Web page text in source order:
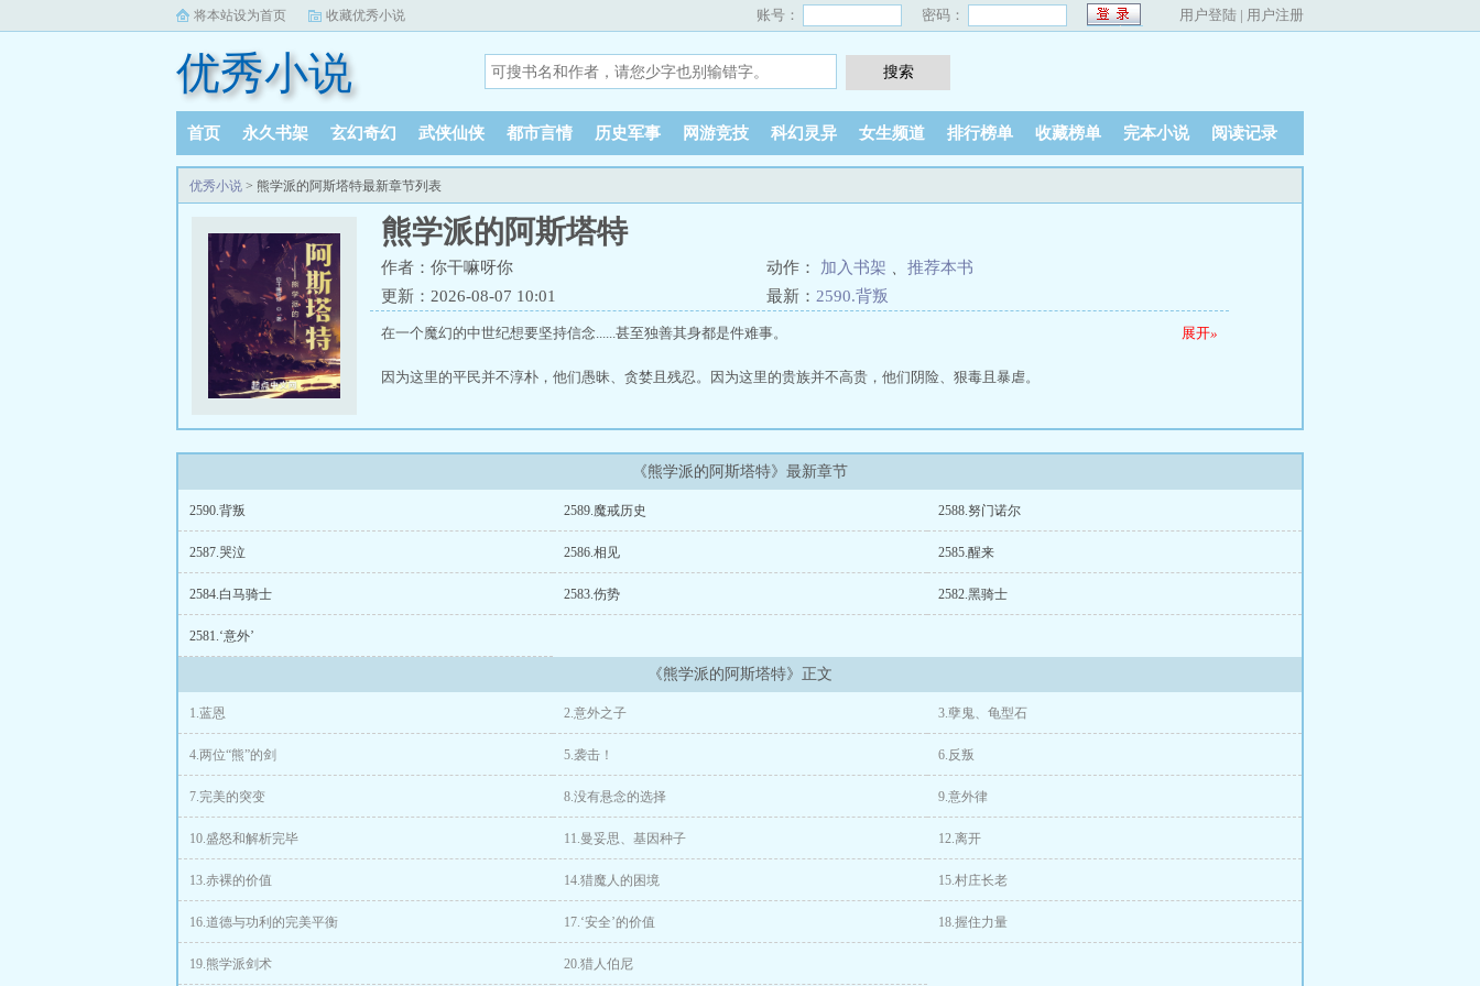
将本站设为首页 收藏优秀小说 账号： 密码： 用户登陆 | 用户注册
优秀小说
首页 永久书架 玄幻奇幻 武侠仙侠 都市言情 历史军事 网游竞技 科幻灵异 女生频道 排行榜单 收藏榜单 完本小说 阅读记录
优秀小说 > 熊学派的阿斯塔特最新章节列表
熊学派的阿斯塔特
作者：你干嘛呀你 动作： 加入书架
推荐本书
更新：2026-08-07 10:01
最新： 2590.背叛
展开»
在一个魔幻的中世纪想要坚持信念......甚至独善其身都是件难事。
因为这里的平民并不淳朴，他们愚昧、贪婪且残忍。因为这里的贵族并不高贵，他们阴险、狠毒且暴虐。
估摸着不光这个世界，就算是在那被天球交汇链接起来的其他世界，自己也能保持着健康的善恶观。
——然后把那些没救的渣滓全给扬了！【预计经历世界：只狼、刺客信条、怪猎、血缘、黑魂、仁王......】
《熊学派的阿斯塔特》最新章节
2590.背叛 2589.魔戒历史 2588.努门诺尔
2587.哭泣 2586.相见 2585.醒来
2584.白马骑士 2583.伤势 2582.黑骑士
2581.‘意外’
《熊学派的阿斯塔特》正文
1.蓝恩 2.意外之子 3.孽鬼、龟型石
4.两位“熊”的剑 5.袭击！ 6.反叛
7.完美的突变 8.没有悬念的选择 9.意外律
10.盛怒和解析完毕 11.曼妥思、基因种子 12.离开
13.赤裸的价值 14.猎魔人的困境 15.村庄长老
16.道德与功利的完美平衡 17.‘安全’的价值 18.握住力量
19.熊学派剑术 20.猎人伯尼